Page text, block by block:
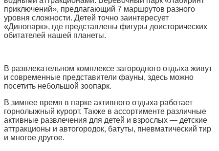
приключений», предлагающий 7 маршрутов разного
уровня сложности. Детей точно заинтересует
«Динопарк», где представлены фигуры доисторических
обитателей нашей планеты.
В развлекательном комплексе загородного отдыха живут
и современные представители фауны, здесь можно
посетить небольшой зоопарк.
В зимнее время в парке активного отдыха работает
горнолыжный курорт. Также в ассортименте различные
активные развлечения для детей и взрослых — детские
аттракционы и автогородок, батуты, пневматический тир
и многое другое.